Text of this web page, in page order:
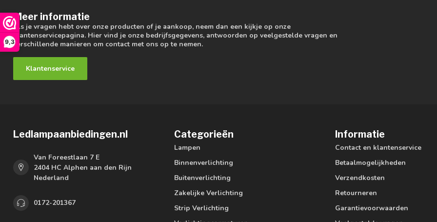
9,3
Meer informatie
Als je vragen hebt over onze producten of je aankoop, neem dan een kijkje op onze
klantenservicepagina. Hier vind je onze bedrijfsgegevens, antwoorden op veelgestelde vragen en
verschillende manieren om contact met ons op te nemen.
Klantenservice
Ledlampaanbiedingen.nl
Van Foreestlaan 7 E
2404 HC Alphen aan den Rijn
Nederland
0172-201367
Categorieën
Lampen
Binnenverlichting
Buitenverlichting
Zakelijke Verlichting
Strip Verlichting
Informatie
Contact en klantenservice
Betaalmogelijkheden
Verzendkosten
Retourneren
Garantievoorwaarden